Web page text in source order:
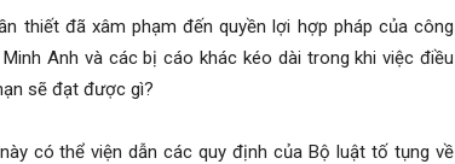
thiết đã xâm phạm đến quyền lợi hợp pháp của công
Anh và các bị cáo khác kéo dài trong khi việc điều
sẽ đạt được gì?
có thể viện dẫn các quy định của Bộ luật tố tụng về